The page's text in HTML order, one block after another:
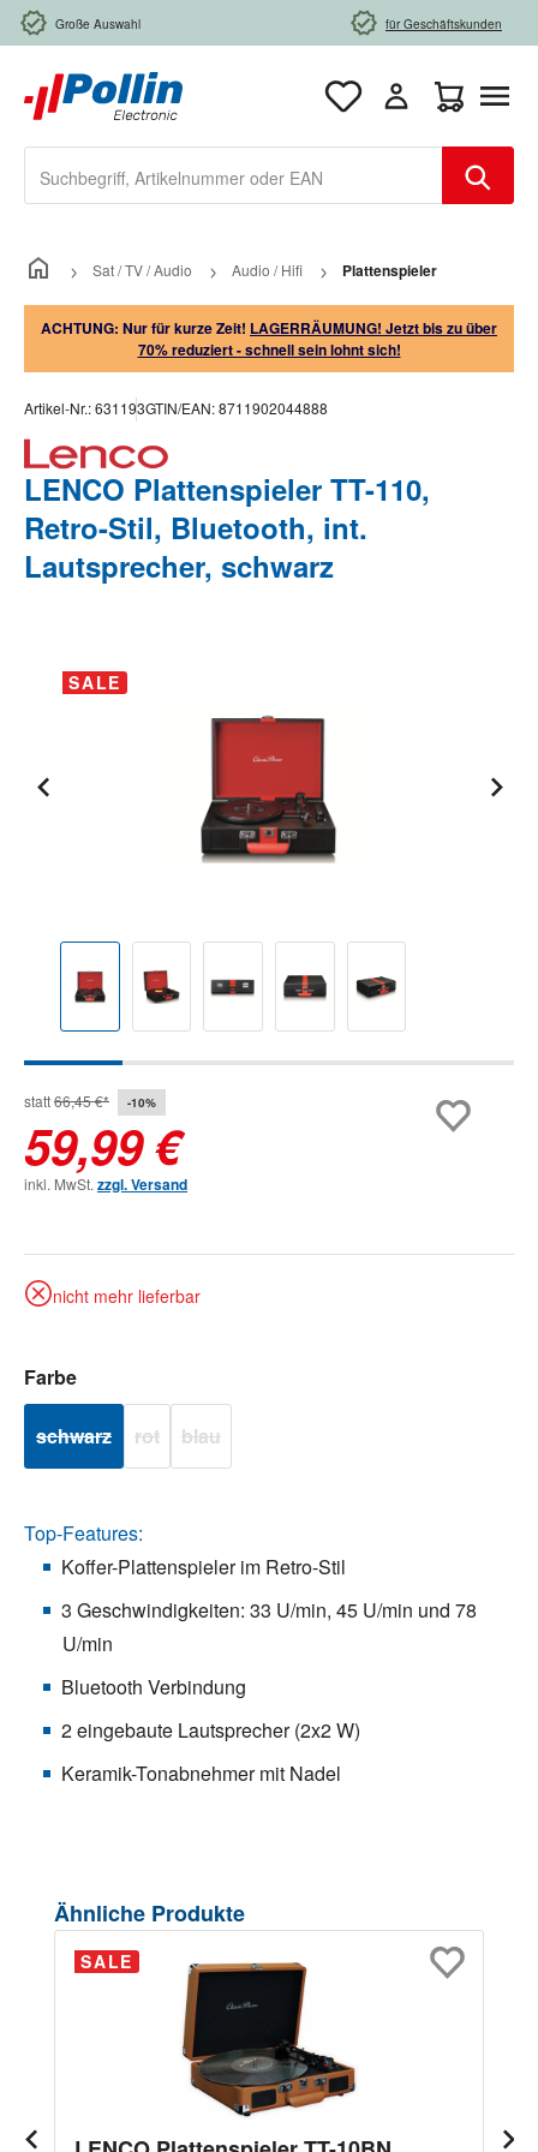
Zum Hauptinhalt springen
Große Auswahl für Geschäftskunden
Sat / TV / Audio Audio / Hifi Plattenspieler
ACHTUNG: Nur für kurze Zeit! LAGERRÄUMUNG! Jetzt bis zu über
70% reduziert - schnell sein lohnt sich!
Artikel-Nr.:631193GTIN/EAN:8711902044888
LENCO Plattenspieler TT-110,
Retro-Stil, Bluetooth, int.
Lautsprecher, schwarz
Bildergalerie überspringen
SALE
statt66,45 €* -10%
59,99 €
inkl. MwSt. zzgl. Versand
nicht mehr lieferbar
Farbeauswählen
schwarz(Diese Option ist zurzeit nicht verfügbar.)
rot(Diese Option ist zurzeit nicht verfügbar.)
blau(Diese Option ist zurzeit nicht verfügbar.)
Top-Features:
Koffer-Plattenspieler im Retro-Stil
3 Geschwindigkeiten: 33 U/min, 45 U/min und 78
U/min
Bluetooth Verbindung
2 eingebaute Lautsprecher (2x2 W)
Keramik-Tonabnehmer mit Nadel
Produktgalerie überspringen
Ähnliche Produkte
SALE